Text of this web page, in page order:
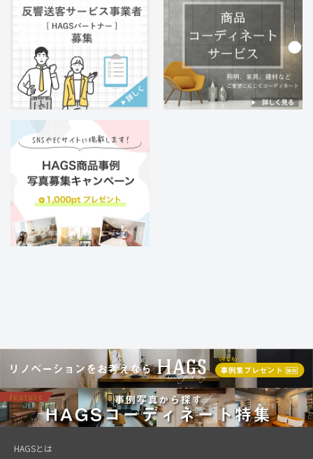
HAGSとは